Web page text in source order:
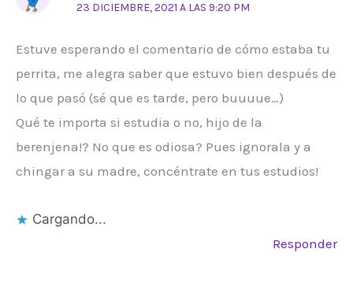
23 DICIEMBRE, 2021 A LAS 9:20 PM
Estuve esperando el comentario de cómo estaba tu
perrita, me alegra saber que estuvo bien después de
lo que pasó (sé que es tarde, pero buuuue…)
Qué te importa si estudia o no, hijo de la
berenjena!? No que es odiosa? Pues ignorala y a
chingar a su madre, concéntrate en tus estudios!
Cargando...
Responder